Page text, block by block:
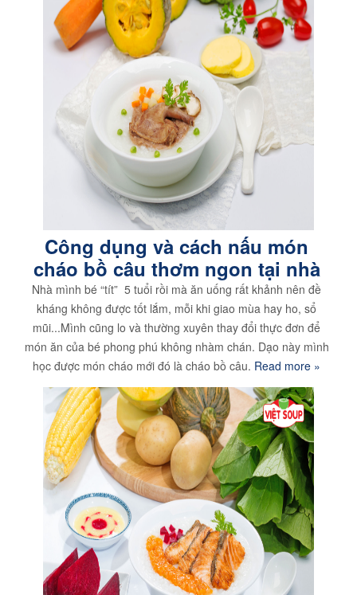
Công dụng và cách nấu món
cháo bồ câu thơm ngon tại nhà
Nhà mình bé “tít” 5 tuổi rồi mà ăn uống rất khảnh nên đề
kháng không được tốt lắm, mỗi khi giao mùa hay ho, sổ
mũi...Mình cũng lo và thường xuyên thay đổi thực đơn để
món ăn của bé phong phú không nhàm chán. Dạo này mình
học được món cháo mới đó là cháo bồ câu. Read more »